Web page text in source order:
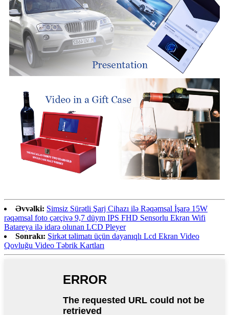
Əvvəlki: Simsiz Sürətli Şarj Cihazı ilə Rəqəmsal İşarə 15W
rəqəmsal foto çərçivə 9,7 düym IPS FHD Sensorlu Ekran Wifi
Batareya ilə idarə olunan LCD Pleyer
Sonrakı: Şirkət təlimatı üçün dayanıqlı Lcd Ekran Video
Qovluğu Video Təbrik Kartları